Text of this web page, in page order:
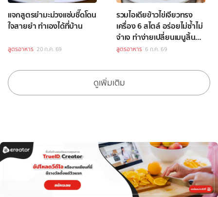
แจกสูตรยำมะม่วงแซ่บซี๊ดโดน
ใจสายยำ ทำเองได้ที่บ้าน
สูตรอาหาร 20 ก.ค. 69
รวมไอเดียข้าวไข่เจียวทรง
เครื่อง 6 สไตล์ อร่อยไม่ซ้ำไม่
จำเจ ทำง่ายเปลี่ยนเมนูสิ้นคิด
ให้เป็นมื้อพิเศษ
สูตรอาหาร 6 ก.ค. 69
ดูเพิ่มเติม